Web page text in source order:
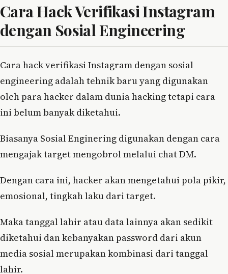
Cara Hack Verifikasi Instagram
dengan Sosial Engineering
Cara hack verifikasi Instagram dengan sosial
engineering adalah tehnik baru yang digunakan
oleh para hacker dalam dunia hacking tetapi cara
ini belum banyak diketahui.
Biasanya Sosial Enginering digunakan dengan cara
mengajak target mengobrol melalui chat DM.
Dengan cara ini, hacker akan mengetahui pola pikir,
emosional, tingkah laku dari target.
Maka tanggal lahir atau data lainnya akan sedikit
diketahui dan kebanyakan password dari akun
media sosial merupakan kombinasi dari tanggal
lahir.